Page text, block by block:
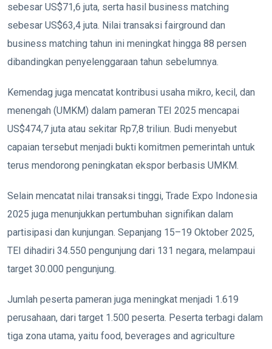
sebesar US$71,6 juta, serta hasil business matching
sebesar US$63,4 juta. Nilai transaksi fairground dan
business matching tahun ini meningkat hingga 88 persen
dibandingkan penyelenggaraan tahun sebelumnya.
Kemendag juga mencatat kontribusi usaha mikro, kecil, dan
menengah (UMKM) dalam pameran TEI 2025 mencapai
US$474,7 juta atau sekitar Rp7,8 triliun. Budi menyebut
capaian tersebut menjadi bukti komitmen pemerintah untuk
terus mendorong peningkatan ekspor berbasis UMKM.
Selain mencatat nilai transaksi tinggi, Trade Expo Indonesia
2025 juga menunjukkan pertumbuhan signifikan dalam
partisipasi dan kunjungan. Sepanjang 15–19 Oktober 2025,
TEI dihadiri 34.550 pengunjung dari 131 negara, melampaui
target 30.000 pengunjung.
Jumlah peserta pameran juga meningkat menjadi 1.619
perusahaan, dari target 1.500 peserta. Peserta terbagi dalam
tiga zona utama, yaitu food, beverages and agriculture